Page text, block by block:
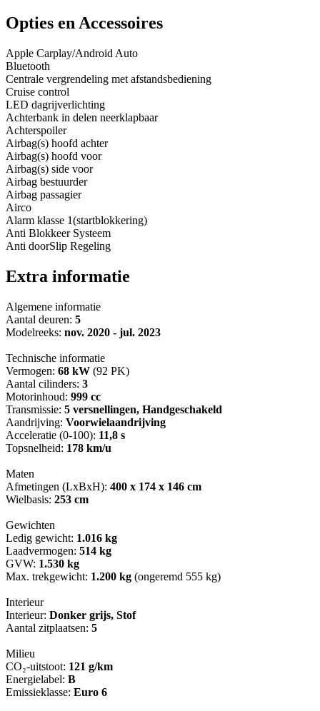
Opties en Accessoires
Apple Carplay/Android Auto
Bluetooth
Centrale vergrendeling met afstandsbediening
Cruise control
LED dagrijverlichting
Achterbank in delen neerklapbaar
Achterspoiler
Airbag(s) hoofd achter
Airbag(s) hoofd voor
Airbag(s) side voor
Airbag bestuurder
Airbag passagier
Airco
Alarm klasse 1(startblokkering)
Anti Blokkeer Systeem
Anti doorSlip Regeling
Extra informatie
Algemene informatie
Aantal deuren: 5
Modelreeks: nov. 2020 - jul. 2023
Technische informatie
Vermogen: 68 kW (92 PK)
Aantal cilinders: 3
Motorinhoud: 999 cc
Transmissie: 5 versnellingen, Handgeschakeld
Aandrijving: Voorwielaandrijving
Acceleratie (0-100): 11,8 s
Topsnelheid: 178 km/u
Maten
Afmetingen (LxBxH): 400 x 174 x 146 cm
Wielbasis: 253 cm
Gewichten
Ledig gewicht: 1.016 kg
Laadvermogen: 514 kg
GVW: 1.530 kg
Max. trekgewicht: 1.200 kg (ongeremd 555 kg)
Interieur
Interieur: Donker grijs, Stof
Aantal zitplaatsen: 5
Milieu
CO₂-uitstoot: 121 g/km
Energielabel: B
Emissieklasse: Euro 6